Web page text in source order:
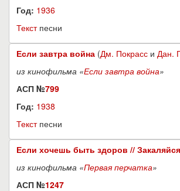
Год: 1936
Текстпесни
Если завтра война (Дм. Покрасс и Дан.
из кинофильма «Если завтра война»
АСП №799
Год: 1938
Текстпесни
Если хочешь быть здоров //
из кинофильма «Первая перчатка»
АСП №1247